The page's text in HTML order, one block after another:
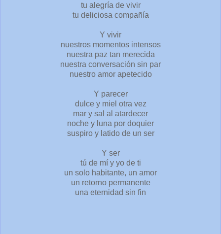
tu alegría de vivir
tu deliciosa compañía
Y vivir
nuestros momentos intensos
nuestra paz tan merecida
nuestra conversación sin par
nuestro amor apetecido
Y parecer
dulce y miel otra vez
mar y sal al atardecer
noche y luna por doquier
suspiro y latido de un ser
Y ser
tú de mí y yo de ti
un solo habitante, un amor
un retorno permanente
una eternidad sin fin